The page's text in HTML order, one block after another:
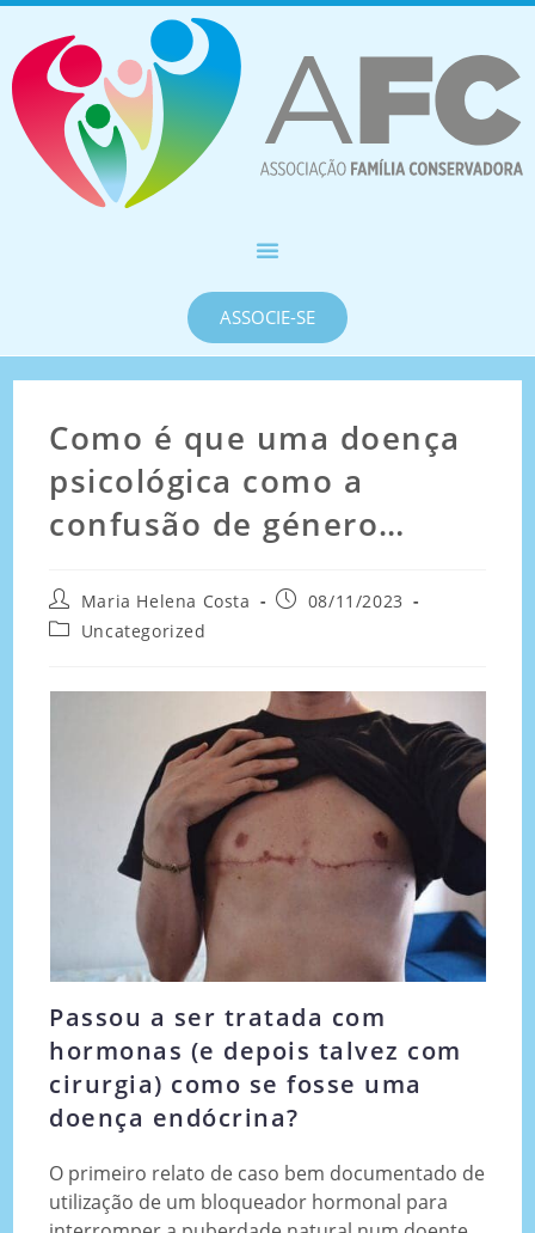
ASSOCIE-SE
Como é que uma doença
psicológica como a
confusão de género…
Maria Helena Costa
08/11/2023
Uncategorized
Passou a ser tratada com
hormonas (e depois talvez com
cirurgia) como se fosse uma
doença endócrina?
O primeiro relato de caso bem documentado de
utilização de um bloqueador hormonal para